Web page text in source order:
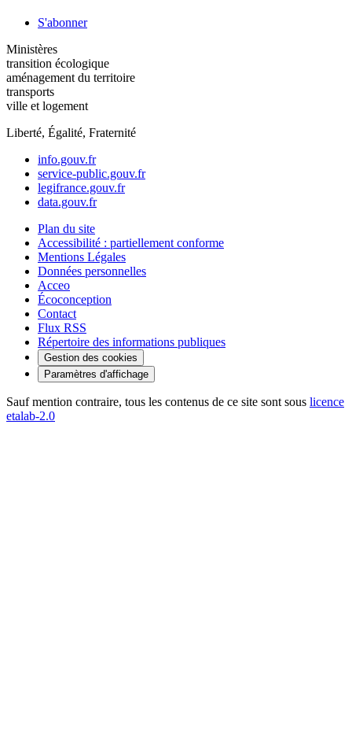
S'abonner
Ministères
transition écologique
aménagement du territoire
transports
ville et logement
Liberté, Égalité, Fraternité
info.gouv.fr
service-public.gouv.fr
legifrance.gouv.fr
data.gouv.fr
Plan du site
Accessibilité : partiellement conforme
Mentions Légales
Données personnelles
Acceo
Écoconception
Contact
Flux RSS
Répertoire des informations publiques
Gestion des cookies
Paramètres d'affichage
Sauf mention contraire, tous les contenus de ce site sont sous licence
etalab-2.0